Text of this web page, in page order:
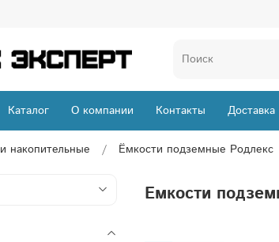
Каталог О компании Контакты Доставка
накопительные Ёмкости подземные Родлекс
Емкости